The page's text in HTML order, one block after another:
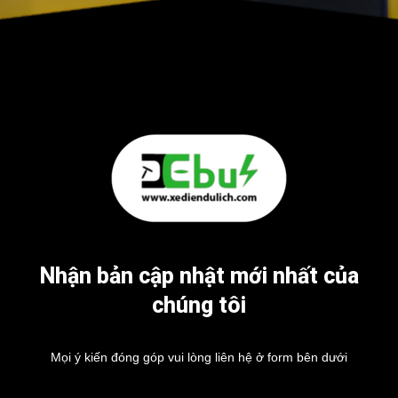
Nhận bản cập nhật mới nhất của
chúng tôi
Mọi ý kiến đóng góp vui lòng liên hệ ở form bên dưới